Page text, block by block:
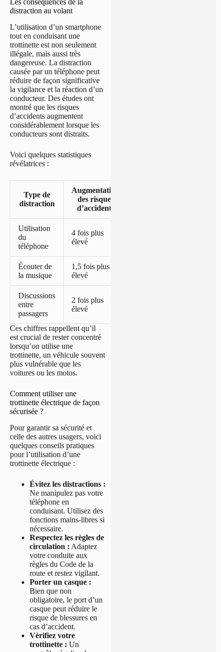
Les conséquences de la
distraction au volant
L’utilisation d’un smartphone
tout en conduisant une
trottinette est non seulement
illégale, mais aussi très
dangereuse. La distraction
causée par un téléphone peut
réduire de façon significative
la vigilance et la réaction d’un
conducteur. Des études ont
montré que les risques
d’accidents augmentent
considérablement lorsque les
conducteurs sont distraits.
Voici quelques statistiques
révélatrices :
Type de
distraction
Augmentation
des risques
d’accidents
Utilisation
du
téléphone
4 fois plus
élevé
Écouter de
la musique
1,5 fois plus
élevé
Discussions
entre
passagers
2 fois plus
élevé
Ces chiffres rappellent qu’il
est crucial de rester concentré
lorsqu’on utilise une
trottinette, un véhicule souvent
plus vulnérable que les
voitures ou les motos.
Comment utiliser une
trottinette électrique de façon
sécurisée ?
Pour garantir sa sécurité et
celle des autres usagers, voici
quelques conseils pratiques
pour l’utilisation d’une
trottinette électrique :
Évitez les distractions :
Ne manipulez pas votre
téléphone en
conduisant. Utilisez des
fonctions mains-libres si
nécessaire.
Respectez les règles de
circulation : Adaptez
votre conduite aux
règles du Code de la
route et restez vigilant.
Porter un casque :
Bien que non
obligatoire, le port d’un
casque peut réduire le
risque de blessures en
cas d’accident.
Vérifiez votre
trottinette : Un